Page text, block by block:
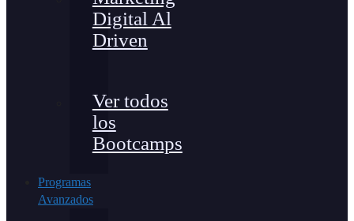
Digital Al
Driven
Ver todos
los
Bootcamps
Programas
Avanzados